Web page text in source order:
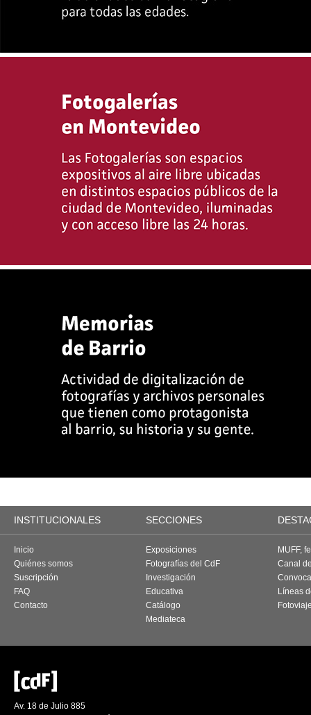
INSTITUCIONALES SECCIONES
Inicio
Quiénes somos
Suscripción
FAQ
Contacto
Exposiciones
Fotografías del CdF
Investigación
Educativa
Catálogo
Mediateca
MUFF,
Canal
Líneas
Av. 18 de Julio 885